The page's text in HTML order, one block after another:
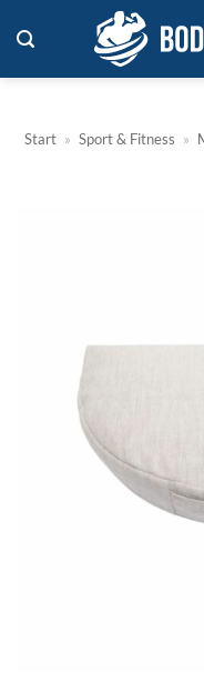
Inhalt
springen
Start » Sport & Fitness »